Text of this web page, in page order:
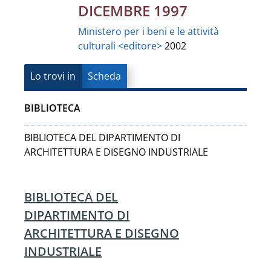
DICEMBRE 1997
Ministero per i beni e le attività
culturali <editore>2002
Lo trovi in Scheda
BIBLIOTECA
BIBLIOTECA DEL DIPARTIMENTO DI
ARCHITETTURA E DISEGNO INDUSTRIALE
BIBLIOTECA DEL
DIPARTIMENTO DI
ARCHITETTURA E DISEGNO
INDUSTRIALE